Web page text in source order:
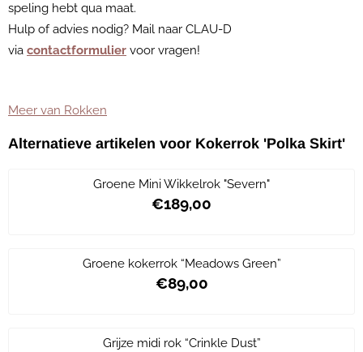
speling hebt qua maat.
Hulp of advies nodig? Mail naar CLAU-D
via contactformulier voor vragen!
Meer van Rokken
Alternatieve artikelen voor Kokerrok 'Polka Skirt'
Groene Mini Wikkelrok "Severn"
Prijs: 189,00
€189,00
Groene kokerrok “Meadows Green”
Prijs: 89,00
€89,00
Grijze midi rok “Crinkle Dust”